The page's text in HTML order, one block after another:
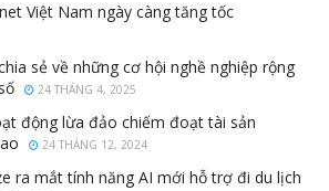
Việt Nam ngày càng tăng tốc
sẻ về những cơ hội nghề nghiệp rộng
24 THÁNG 4, 2025
động lừa đảo chiếm đoạt tài sản
24 THÁNG 12, 2024
ra mắt tính năng AI mới hỗ trợ đi du lịch